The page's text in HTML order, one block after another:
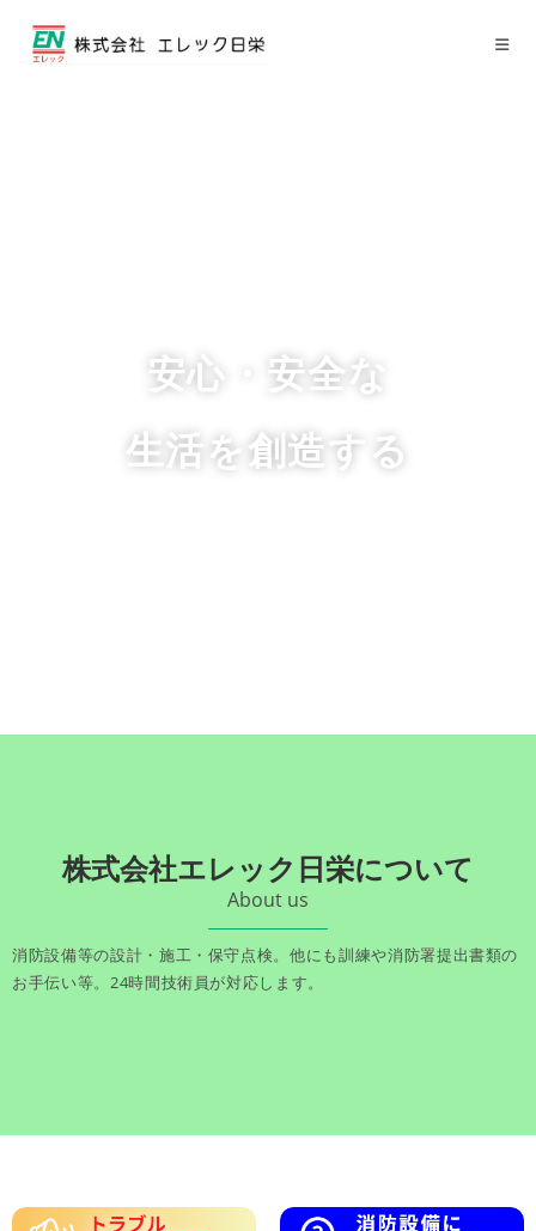
安心・安全な
生活を創造する
株式会社エレック日栄について
About us
消防設備等の設計・施工・保守点検。他にも訓練や消防署提出書類の
お手伝い等。24時間技術員が対応します。